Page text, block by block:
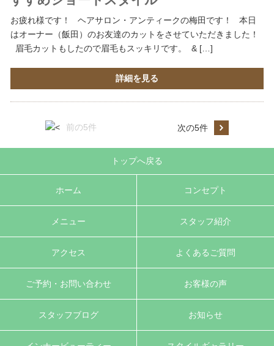
お疲れ様です！ ヘアサロン・アンティークの梅田です！ 本日
はオーナー（飯田）のお友達のカットをさせていただきました！
眉毛カットもしたので眉毛もスッキリです。 & […]
詳細を見る
前の5件 次の5件
トップへ戻る
ホーム コンセプト
メニュー スタッフ紹介
アクセス よくあるご質問
ご予約・お問い合わせ お客様の声
スタッフブログ お知らせ